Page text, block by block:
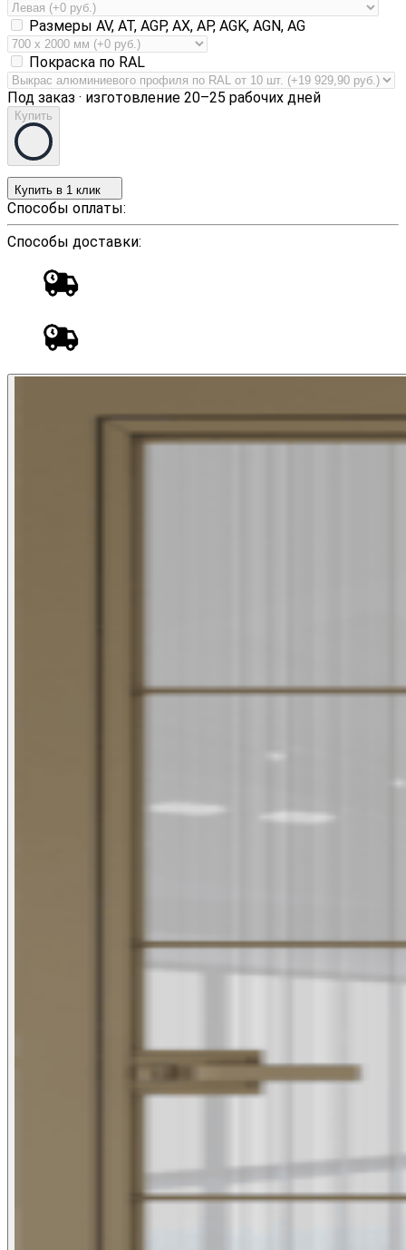
Размеры AV, AT, AGP, AX, AP, AGK, AGN, AG
Покраска по RAL
Под заказ · изготовление 20–25 рабочих дней
Купить
Купить в 1 клик
Способы оплаты:
Способы доставки: